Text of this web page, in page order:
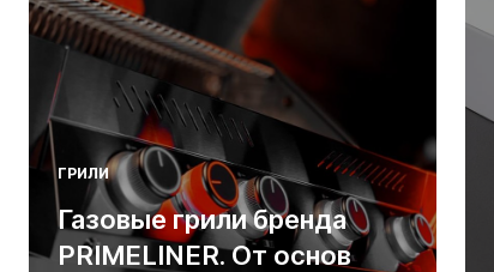
ГРИЛИ
Газовые грили бренда
PRIMELINER. От основ